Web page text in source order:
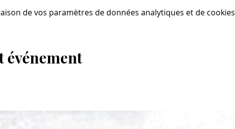
de vos paramètres de données analytiques et de
événement